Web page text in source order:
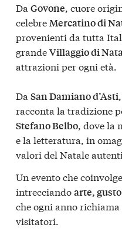
Da Govone, cuore
celebreMercatino di
provenienti da tutta
grandeVillaggio di
attrazioni per ogni età.
Da San Damiano d’Asti
racconta la tradizione
Stefano Belbo, dove la
e la letteratura, in
valori del Natale
Un evento che
intrecciandoarte,
che ogni anno
visitatori.